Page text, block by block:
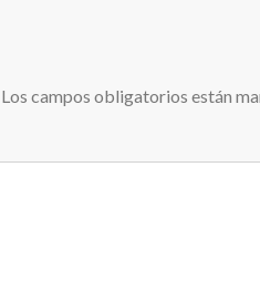
Los campos obligatorios están